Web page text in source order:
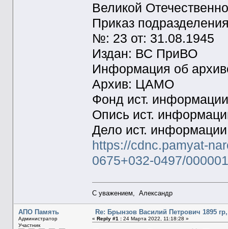
Великой
Приказ
№: 23 от: 31.08.1945
Издан: ВС ПриВО
Информация об
Архив: ЦАМО
Фонд ист.
Опись ист.
Дело ист.
https://cdnc.pamyat-
0675+032-0497/
С уважением, Александр
АПО Память
Администратор
Участник
Re: Брынзов Василий Петрович 1895
« Reply #1 :24 Марта 2022, 11:18:28 »